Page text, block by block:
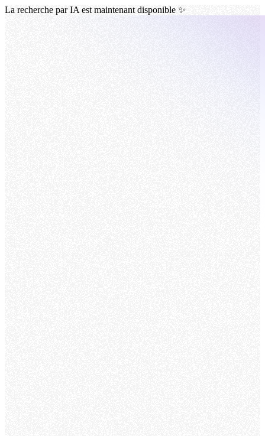
La recherche par IA est maintenant disponible ✨